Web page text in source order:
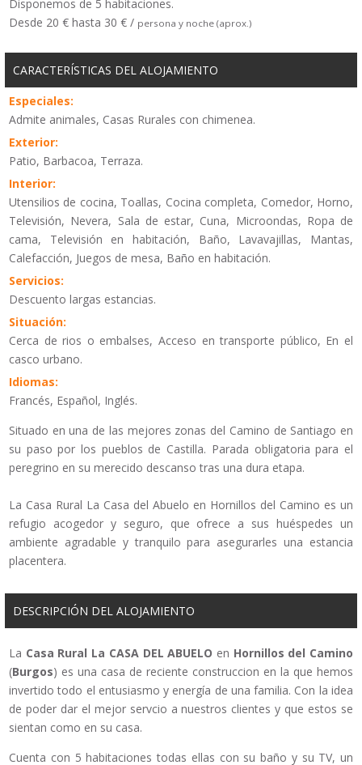
Disponemos de 5 habitaciones.
Desde 20 € hasta 30 € / persona y noche (aprox.)
CARACTERÍSTICAS DEL ALOJAMIENTO
Especiales:
Admite animales, Casas Rurales con chimenea.
Exterior:
Patio, Barbacoa, Terraza.
Interior:
Utensilios de cocina, Toallas, Cocina completa, Comedor, Horno,
Televisión, Nevera, Sala de estar, Cuna, Microondas, Ropa de
cama, Televisión en habitación, Baño, Lavavajillas, Mantas,
Calefacción, Juegos de mesa, Baño en habitación.
Servicios:
Descuento largas estancias.
Situación:
Cerca de rios o embalses, Acceso en transporte público, En el
casco urbano.
Idiomas:
Francés, Español, Inglés.
Situado en una de las mejores zonas del Camino de Santiago en
su paso por los pueblos de Castilla. Parada obligatoria para el
peregrino en su merecido descanso tras una dura etapa.
La Casa Rural La Casa del Abuelo en Hornillos del Camino es un
refugio acogedor y seguro, que ofrece a sus huéspedes un
ambiente agradable y tranquilo para asegurarles una estancia
placentera.
DESCRIPCIÓN DEL ALOJAMIENTO
La Casa Rural La CASA DEL ABUELO en Hornillos del Camino
(Burgos) es una casa de reciente construccion en la que hemos
invertido todo el entusiasmo y energía de una familia. Con la idea
de poder dar el mejor servcio a nuestros clientes y que estos se
sientan como en su casa.
Cuenta con 5 habitaciones todas ellas con su baño y su TV, un